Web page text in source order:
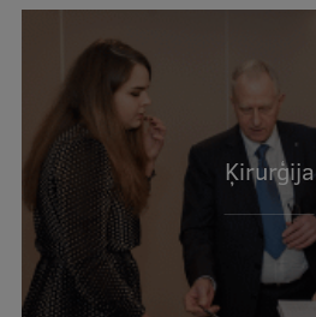
Ķirurģija